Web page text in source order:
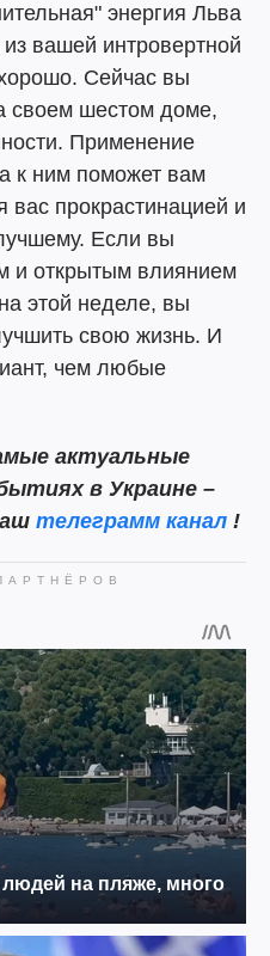
энергия Льва
вашей интровертной
Сейчас вы
своем шестом доме,
Применение
к ним поможет вам
вас прокрастинацией и
Если вы
и открытым влиянием
этой неделе, вы
свою жизнь. И
чем любые
актуальные
в Украине –
телеграмм канал !